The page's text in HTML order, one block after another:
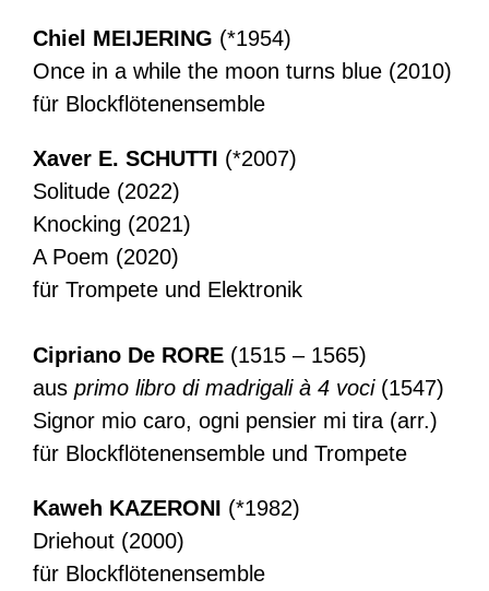
Chiel MEIJERING (*1954)
Once in a while the moon turns blue (2010)
für Blockflötenensemble
Xaver E. SCHUTTI (*2007)
Solitude (2022)
Knocking (2021)
A Poem (2020)
für Trompete und Elektronik
Cipriano De RORE (1515 – 1565)
aus primo libro di madrigali à 4 voci (1547)
Signor mio caro, ogni pensier mi tira (arr.)
für Blockflötenensemble und Trompete
Kaweh KAZERONI (*1982)
Driehout (2000)
für Blockflötenensemble